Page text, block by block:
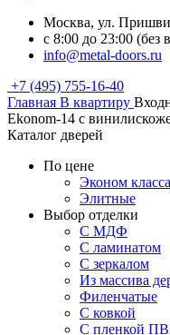
Москва, ул.
с 8:00 до 23:00 (без
info@metal-doors.ru
+7 (495) 755-16-40
Главная В квартиру
Ekonom-14 с
Каталог дверей
По цене
Эконом класса
Элитные
Выбор отделки
С МДФ
С ламинатом
С зеркалом
Из массива
Филенчатые
С ковкой
С пленкой